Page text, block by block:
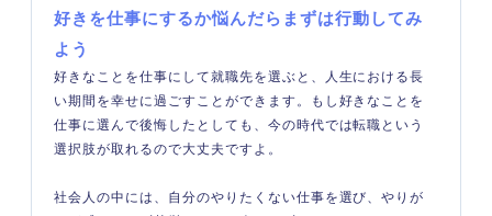
好きを仕事にするか悩んだらまずは行動してみ
よう
好きなことを仕事にして就職先を選ぶと、人生における長
い期間を幸せに過ごすことができます。もし好きなことを
仕事に選んで後悔したとしても、今の時代では転職という
選択肢が取れるので大丈夫ですよ。
社会人の中には、自分のやりたくない仕事を選び、やりが